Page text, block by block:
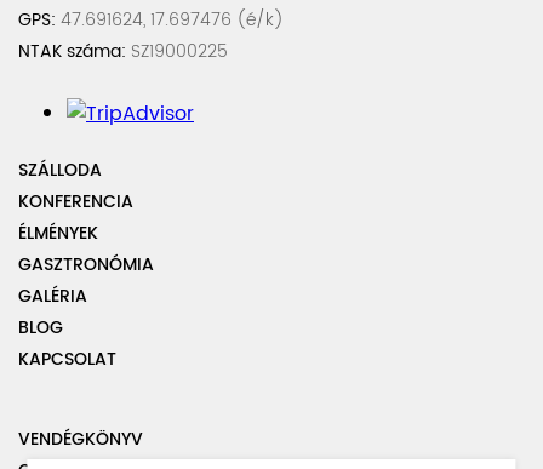
GPS: 47.691624, 17.697476 (é/k)
NTAK száma: SZ19000225
SZÁLLODA
KONFERENCIA
ÉLMÉNYEK
GASZTRONÓMIA
GALÉRIA
BLOG
KAPCSOLAT
VENDÉGKÖNYV